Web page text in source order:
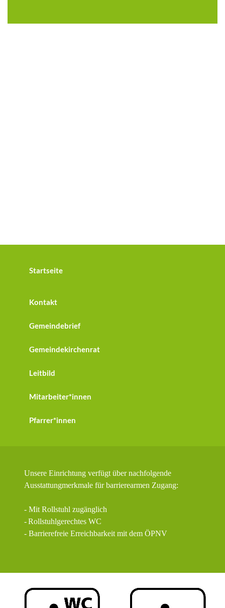
Startseite
Kontakt
Gemeindebrief
Gemeindekirchenrat
Leitbild
Mitarbeiter*innen
Pfarrer*innen
Unsere Einrichtung verfügt über nachfolgende
Ausstattungmerkmale für barrierearmen Zugang:
- Mit Rollstuhl zugänglich
-Rollstuhlgerechtes WC
- Barrierefreie Erreichbarkeit mit dem ÖPNV